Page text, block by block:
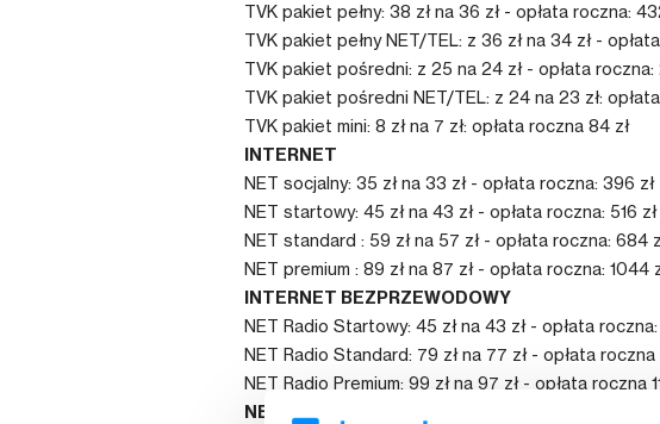
TVK pakiet pełny: 38 zł na 36 zł - opłata roczna:
TVK pakiet pełny NET/TEL: z 36 zł na 34 zł -
TVK pakiet pośredni: z 25 na 24 zł - opłata roczna:
TVK pakiet pośredni NET/TEL: z 24 na 23 zł:
TVK pakiet mini: 8 zł na 7 zł: opłata roczna 84 zł
INTERNET
NET socjalny: 35 zł na 33 zł - opłata roczna: 396 zł
NET startowy: 45 zł na 43 zł - opłata roczna: 516 zł
NET standard : 59 zł na 57 zł - opłata roczna: 684
NET premium : 89 zł na 87 zł - opłata roczna: 1044
INTERNET BEZPRZEWODOWY
NET Radio Startowy: 45 zł na 43 zł - opłata roczna:
NET Radio Standard: 79 zł na 77 zł - opłata roczna
NET Radio Premium: 99 zł na 97 zł - opłata roczna
NET LAN